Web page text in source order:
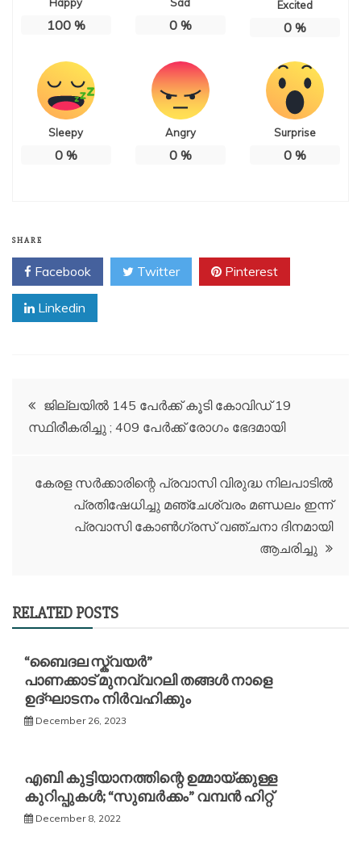
100% 0%
Excited
0%
Sleepy
0%
Angry
0%
Surprise
0%
SHARE
Facebook Twitter Pinterest
Linkedin
Post
navigation
ജില്ലയില്‍ 145 പേര്‍ക്ക് കൂടി കോവിഡ് 19
സ്ഥിരീകരിച്ചു ; 409 പേര്‍ക്ക് രോഗം ഭേദമായി
കേരള സർക്കാരിന്റെ പ്രവാസി വിരുദ്ധ നിലപാടിൽ
പ്രതിഷേധിച്ചു മഞ്ചേശ്വരം മണ്ഡലം ഇന്ന്
പ്രവാസി കോൺഗ്രസ്‌ വഞ്ചനാ ദിനമായി
ആചരിച്ചു
RELATED POSTS
“ബൈദല സ്ക്വയർ”
പാണക്കാട് മുനവ്വറലി തങ്ങൾ നാളെ
ഉദ്ഘാടനം നിർവഹിക്കും
December 26, 2023
എബി കുട്ടിയാനത്തിന്റെ ഉമ്മായ്ക്കുള്ള
കുറിപ്പുകൾ; “സുബര്‍ക്കം” വമ്പന്‍ ഹിറ്റ്
December 8, 2022